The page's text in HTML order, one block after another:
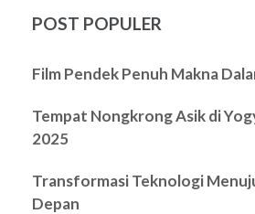
POST POPULER
Film Pendek Penuh Makna
Tempat Nongkrong Asik di
2025
Transformasi Teknologi
Depan